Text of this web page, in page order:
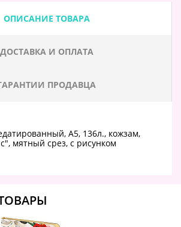
ОПИСАНИЕ ТОВАРА
ДОСТАВКА И ОПЛАТА
ПРОДАВЦА
А5, 136л., кожзам,
мятный срез, с рисунком